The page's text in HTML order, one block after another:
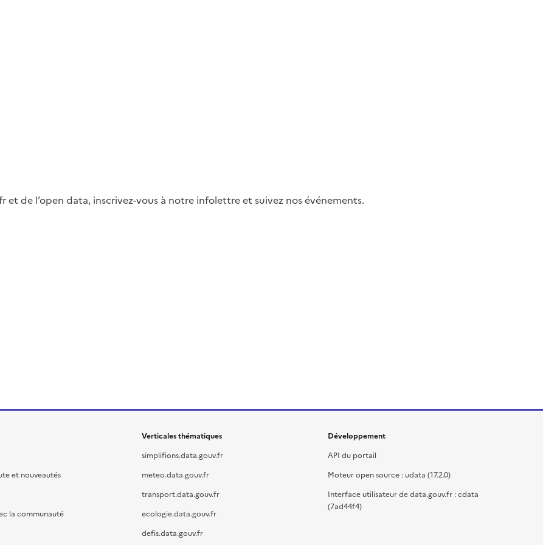
et de l’open data, inscrivez-vous à notre infolettre et suivez nos événements.
et nouveautés
la communauté
Verticales thématiques
simplifions.data.gouv.fr
meteo.data.gouv.fr
transport.data.gouv.fr
ecologie.data.gouv.fr
defis.data.gouv.fr
Développement
API du portail
Moteur open source : udata (17.2.0)
Interface utilisateur de data.gouv.fr : cdata
(7ad44f4)